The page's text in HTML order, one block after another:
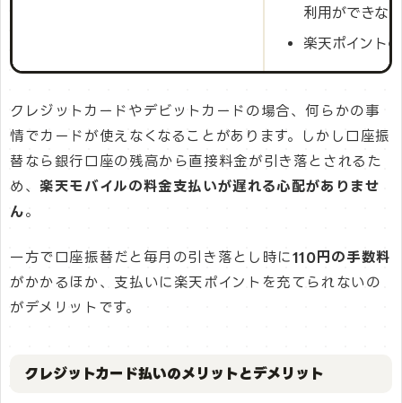
利用ができない
楽天ポイント
クレジットカードやデビットカードの場合、何らかの事
情でカードが使えなくなることがあります。しかし口座振
替なら銀行口座の残高から直接料金が引き落とされるた
め、楽天モバイルの料金支払いが遅れる心配がありませ
ん。
一方で口座振替だと毎月の引き落とし時に110円の手数料
がかかるほか、支払いに楽天ポイントを充てられないの
がデメリットです。
クレジットカード払いのメリットとデメリット